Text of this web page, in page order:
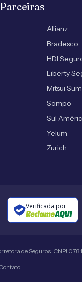
Allianz
Bradesco
HDI
Liberty
Mitsui
Sompo
Sul
Yelum
Zurich
Verificada por
de Seguros · CNPJ
Contato